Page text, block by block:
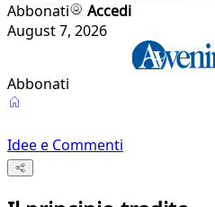
Abbonati
Accedi
August 7, 2026
Abbonati
Idee e Commenti